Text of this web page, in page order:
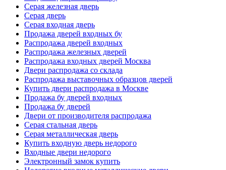
Серая железная дверь
Серая дверь
Серая входная дверь
Продажа дверей входных бу
Распродажа дверей входных
Распродажа железных дверей
Распродажа входных дверей Москва
Двери распродажа со склада
Распродажа выставочных образцов дверей
Купить двери распродажа в Москве
Продажа бу дверей входных
Продажа бу дверей
Двери от производителя распродажа
Серая стальная дверь
Серая металлическая дверь
Купить входную дверь недорого
Входные двери недорого
Электронный замок купить